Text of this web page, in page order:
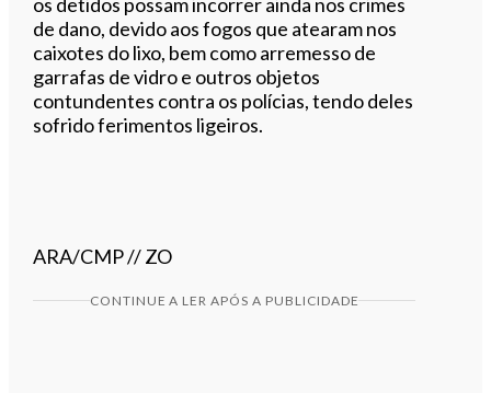
de dano, devido aos fogos que atearam nos
caixotes do lixo, bem como arremesso de
garrafas de vidro e outros objetos
contundentes contra os polícias, tendo deles
sofrido ferimentos ligeiros.
ARA/CMP // ZO
CONTINUE A LER APÓS A PUBLICIDADE